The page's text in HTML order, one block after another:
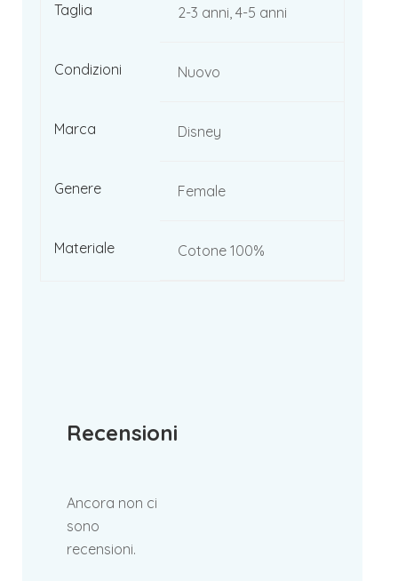
Taglia 2-3 anni, 4-5 anni
Condizioni Nuovo
Marca Disney
Genere Female
Materiale Cotone 100%
Recensioni
Ancora non ci
sono
recensioni.